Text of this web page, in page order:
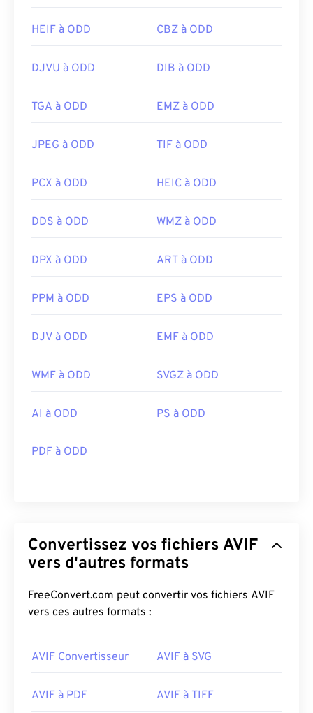
HEIF à ODD CBZ à ODD
DJVU à ODD DIB à ODD
TGA à ODD EMZ à ODD
JPEG à ODD TIF à ODD
PCX à ODD HEIC à ODD
DDS à ODD WMZ à ODD
DPX à ODD ART à ODD
PPM à ODD EPS à ODD
DJV à ODD EMF à ODD
WMF à ODD SVGZ à ODD
AI à ODD PS à ODD
PDF à ODD
Convertissez vos fichiers AVIF
vers d'autres formats
FreeConvert.com peut convertir vos fichiers AVIF
vers ces autres formats :
AVIF Convertisseur AVIF à SVG
AVIF à PDF AVIF à TIFF